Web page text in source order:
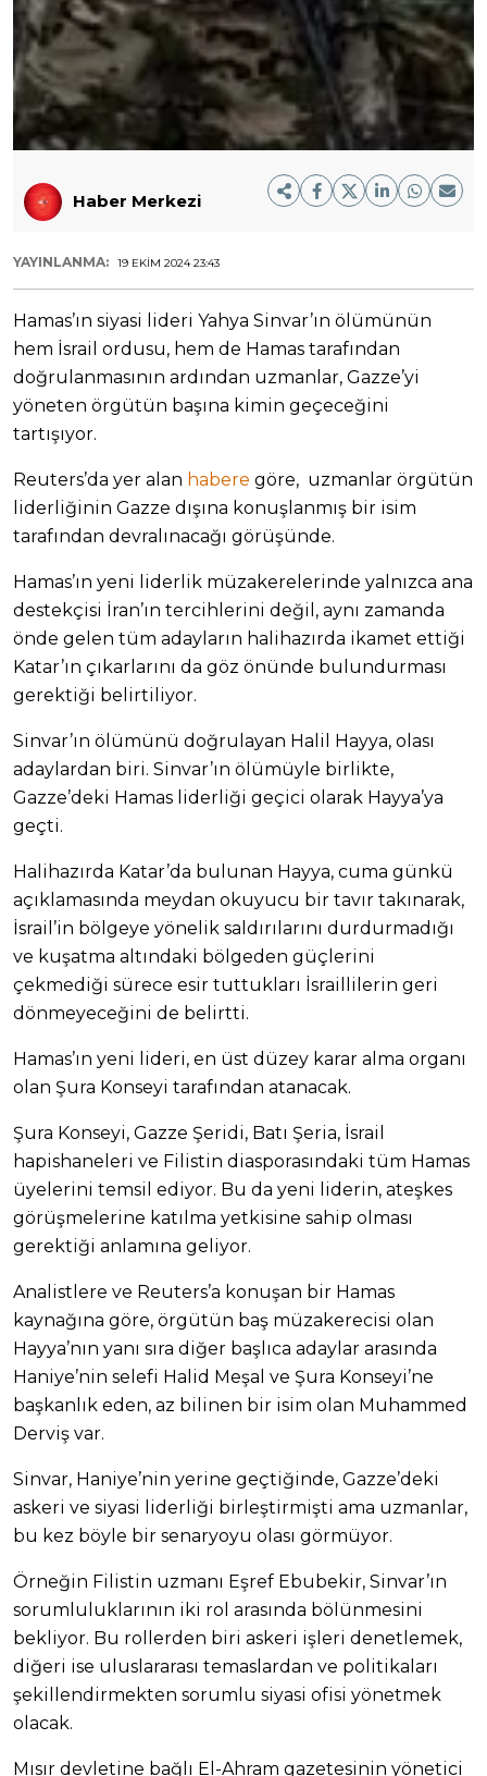
Haber Merkezi
YAYINLANMA: 19 EKIM 2024 23:43
Hamas’ın siyasi lideri Yahya Sinvar’ın ölümünün
hem İsrail ordusu, hem de Hamas tarafından
doğrulanmasının ardından uzmanlar, Gazze’yi
yöneten örgütün başına kimin geçeceğini
tartışıyor.
Reuters’da yer alan habere göre, uzmanlar örgütün
liderliğinin Gazze dışına konuşlanmış bir isim
tarafından devralınacağı görüşünde.
Hamas’ın yeni liderlik müzakerelerinde yalnızca ana
destekçisi İran’ın tercihlerini değil, aynı zamanda
önde gelen tüm adayların halihazırda ikamet ettiği
Katar’ın çıkarlarını da göz önünde bulundurması
gerektiği belirtiliyor.
Sinvar’ın ölümünü doğrulayan Halil Hayya, olası
adaylardan biri. Sinvar’ın ölümüyle birlikte,
Gazze’deki Hamas liderliği geçici olarak Hayya’ya
geçti.
Halihazırda Katar’da bulunan Hayya, cuma günkü
açıklamasında meydan okuyucu bir tavır takınarak,
İsrail’in bölgeye yönelik saldırılarını durdurmadığı
ve kuşatma altındaki bölgeden güçlerini
çekmediği sürece esir tuttukları İsraillilerin geri
dönmeyeceğini de belirtti.
Hamas’ın yeni lideri, en üst düzey karar alma organı
olan Şura Konseyi tarafından atanacak.
Şura Konseyi, Gazze Şeridi, Batı Şeria, İsrail
hapishaneleri ve Filistin diasporasındaki tüm Hamas
üyelerini temsil ediyor. Bu da yeni liderin, ateşkes
görüşmelerine katılma yetkisine sahip olması
gerektiği anlamına geliyor.
Analistlere ve Reuters’a konuşan bir Hamas
kaynağına göre, örgütün baş müzakerecisi olan
Hayya’nın yanı sıra diğer başlıca adaylar arasında
Haniye’nin selefi Halid Meşal ve Şura Konseyi’ne
başkanlık eden, az bilinen bir isim olan Muhammed
Derviş var.
Sinvar, Haniye’nin yerine geçtiğinde, Gazze’deki
askeri ve siyasi liderliği birleştirmişti ama uzmanlar,
bu kez böyle bir senaryoyu olası görmüyor.
Örneğin Filistin uzmanı Eşref Ebubekir, Sinvar’ın
sorumluluklarının iki rol arasında bölünmesini
bekliyor. Bu rollerden biri askeri işleri denetlemek,
diğeri ise uluslararası temaslardan ve politikaları
şekillendirmekten sorumlu siyasi ofisi yönetmek
olacak.
Mısır devletine bağlı El-Ahram gazetesinin yönetici